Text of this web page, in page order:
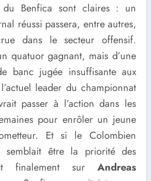
du Benfica sont claires : un
réussi passera, entre autres,
dans le secteur offensif.
quatuor gagnant, mais d’une
banc jugée insuffisante aux
leader du championnat
passer à l’action dans les
pour enrôler un jeune
Et si le Colombien
semblait être la priorité des
finalement sur Andreas